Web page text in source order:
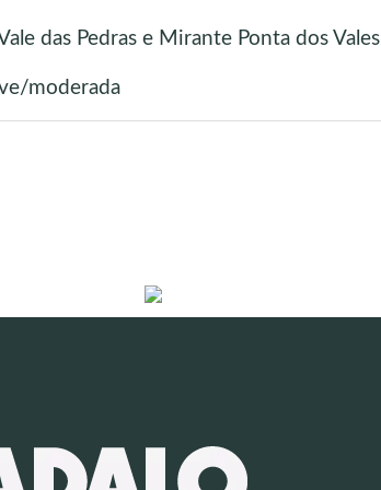
das Pedras e Mirante Ponta dos Vales
moderada